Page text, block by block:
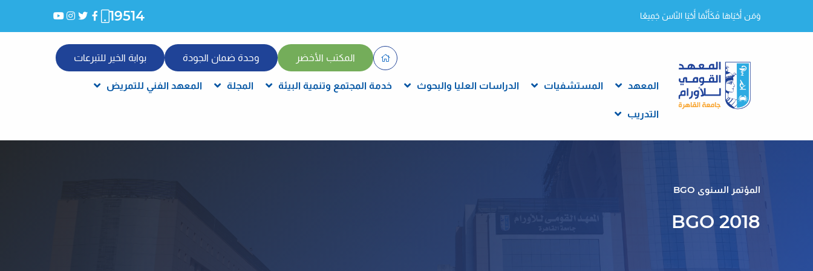
وَمَن أَحْيَاهَا فَكَأَنَّمَا أَحْيَا النّاسَ جَمِيعًا 19514
المكتب الأخضر وحدة ضمان الجودة بوابة الخير للتبرعات
المعهد المستشفيات الدراسات العليا والبحوث خدمة المجتمع وتنمية البيئة المجلة المعهد الفني للتمريض
التدريب
المؤتمر السنوى BGO
BGO 2018